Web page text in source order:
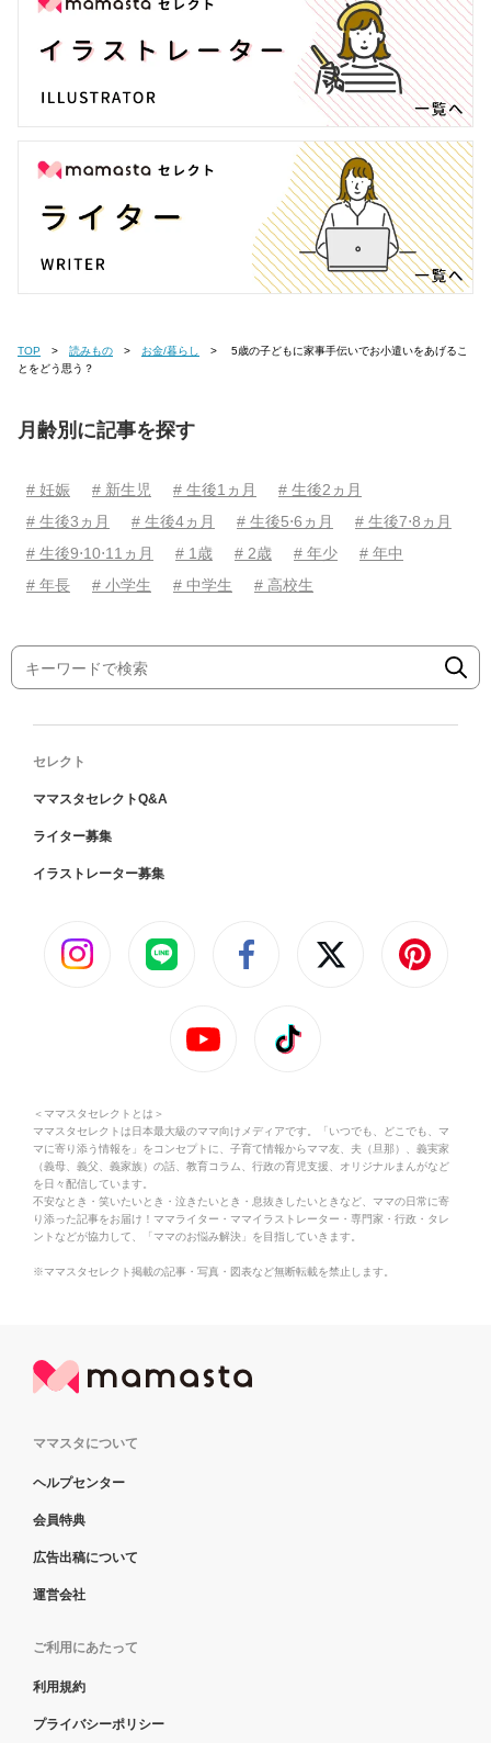
TOP 読みもの お金/暮らし
とをどう思う？
月齢別に記事を探す
# 妊娠 # 新生児 # 生後1ヵ月
# 生後2ヵ月
# 生後3ヵ月
# 生後4ヵ月 # 生後5⋅6ヵ月
# 生後7⋅8ヵ月
# 生後9⋅10⋅11ヵ月
# 1歳 # 2歳 # 年少
# 年中
# 年長
# 小学生 # 中学生 # 高校生
セレクト
ママスタセレクトQ&A
ライター募集
イラストレーター募集
＜ママスタセレクトとは＞
ママスタセレクトは日本最大級のママ向けメディアです。「いつでも、どこでも、マ
マに寄り添う情報を」をコンセプトに、子育て情報からママ友、夫（旦那）、義実家
（義母、義父、義家族）の話、教育コラム、行政の育児支援、オリジナルまんがなど
を日々配信しています。
不安なとき・笑いたいとき・泣きたいとき・息抜きしたいときなど、ママの日常に寄
り添った記事をお届け！ママライター・ママイラストレーター・専門家・行政・タレ
ントなどが協力して、「ママのお悩み解決」を目指していきます。
※ママスタセレクト掲載の記事・写真・図表など無断転載を禁止します。
ママスタについて
ヘルプセンター
会員特典
広告出稿について
運営会社
ご利用にあたって
利用規約
プライバシーポリシー